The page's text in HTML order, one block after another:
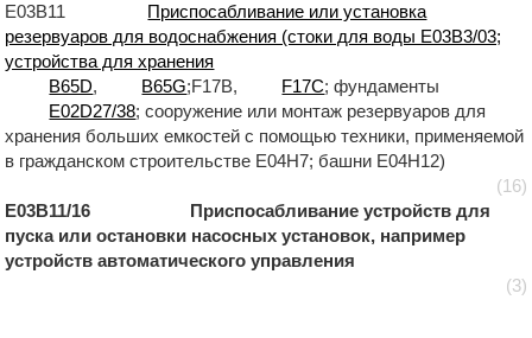
E03B11
Приспосабливание или установка
резервуаров для водоснабжения (стоки для воды E03B3/03;
устройства для хранения
B65D, B65G;F17B, F17C; фундаменты
E02D27/38; сооружение или монтаж резервуаров для
хранения больших емкостей с помощью техники, применяемой
в гражданском строительстве E04H7; башни E04H12)
(16)
E03B11/16 Приспосабливание устройств для
пуска или остановки насосных установок, например
устройств автоматического управления
(3)